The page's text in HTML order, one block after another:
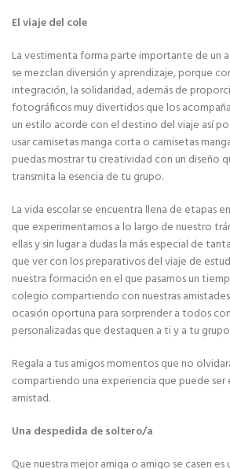
El viajedel cole
La vestimenta forma parte importante de un
se mezclan diversión y aprendizaje, porque
integración, la solidaridad, además de
fotográficos muy divertidos que los
un estilo acorde con el destino del viaje así
usar camisetas manga corta o camisetas
puedas mostrar tu creatividad con un diseño
transmita la esencia de tu grupo.
La vida escolar se encuentra llena de etapas
que experimentamos a lo largo de nuestro
ellas y sin lugar a dudas la más especial de
que ver con los preparativos del viaje de
nuestra formación en el que pasamos un
colegio compartiendo con nuestras
ocasión oportuna para sorprender a todos
personalizadas que destaquen a ti y a tu
Regala a tus amigos momentos que no
compartiendo una experiencia que puede ser
amistad.
Una despedida de soltero/a
Que nuestra mejor amiga o amigo se casen